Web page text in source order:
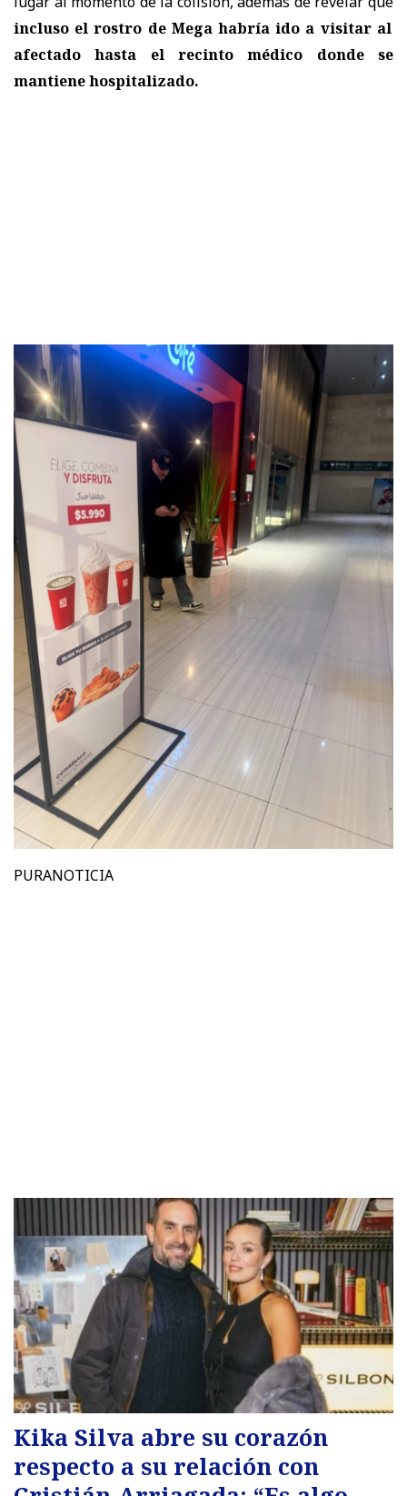
incluso el rostro de Mega habría ido a visitar al
afectado hasta el recinto médico donde se
mantiene hospitalizado.
PURANOTICIA
Kika Silva abre su corazón
respecto a su relación con